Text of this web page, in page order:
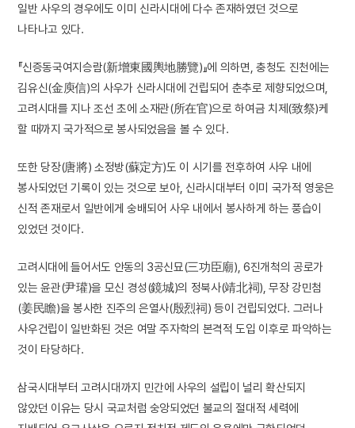
일반 사우의 경우에도 이미 신라시대에 다수 존재하였던 것으로
나타나고 있다.
『신증동국여지승람(新增東國輿地勝覽)』에 의하면, 충청도 진천에는
김유신(金庾信)의 사우가 신라시대에 건립되어 춘추로 제향되었으며,
고려시대를 지나 조선 초에 소재관(所在官)으로 하여금 치제(致祭)케
할 때까지 국가적으로 봉사되었음을 볼 수 있다.
또한 당장(唐將) 소정방(蘇定方)도 이 시기를 전후하여 사우 내에
봉사되었던 기록이 있는 것으로 보아, 신라시대부터 이미 국가적 영웅은
신적 존재로서 일반에게 숭배되어 사우 내에서 봉사하게 하는 풍습이
있었던 것이다.
고려시대에 들어서도 안동의 3공신묘(三功臣廟), 6진개척의 공로가
있는 윤관(尹瓘)을 모신 경성(鏡城)의 정북사(靖北祠), 무장 강민첨
(姜民瞻)을 봉사한 진주의 은열사(殷烈祠) 등이 건립되었다. 그러나
사우건립이 일반화된 것은 여말 주자학의 본격적 도입 이후로 파악하는
것이 타당하다.
삼국시대부터 고려시대까지 민간에 사우의 설립이 널리 확산되지
않았던 이유는 당시 국교처럼 숭앙되었던 불교의 절대적 세력에